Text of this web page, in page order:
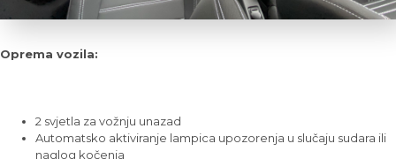
Oprema vozila:
2 svjetla za vožnju unazad
Automatsko aktiviranje lampica upozorenja u slučaju sudara ili
naglog kočenja